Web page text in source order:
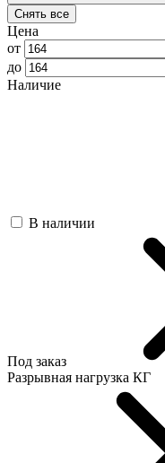
Снять все
Цена
от
до
Наличие
В наличии
Под заказ
Разрывная нагрузка КГ